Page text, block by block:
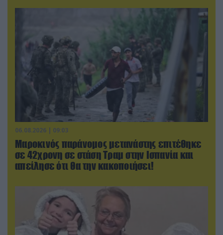
06.08.2026 | 09:03
Μαροκινός παράνομος μετανάστης επιτέθηκε
σε 42χρονη σε στάση Τραμ στην Ισπανία και
απείλησε ότι θα την κακοποιήσει!